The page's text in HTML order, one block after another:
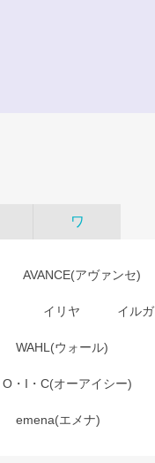
ワ
AVANCE(アヴァンセ)
イリヤ イルガ
WAHL(ウォール)
O・I・C(オーアイシー)
emena(エメナ)